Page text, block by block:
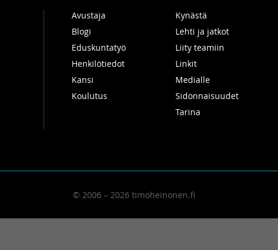
Avustaja
Blogi
Eduskuntatyö
Henkilötiedot
Kansi
Koulutus
Kynästä
Lehti ja jatkot
Liity teamiin
Linkit
Medialle
Sidonnaisuudet
Tarina
© 2006 – 2026 timoheinonen.fi